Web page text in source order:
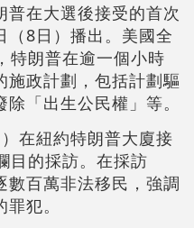
普在大選後接受的首次
（8日）播出。美國全
特朗普在逾一個小時
施政計劃，包括計劃驅
「出生公民權」等。
在紐約特朗普大廈接
目的採訪。在採訪
數百萬非法移民，強調
犯。